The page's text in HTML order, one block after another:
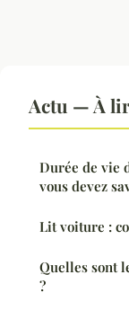
Actu — À
Durée de vie
vous devez
Lit voiture :
Quelles sont
?